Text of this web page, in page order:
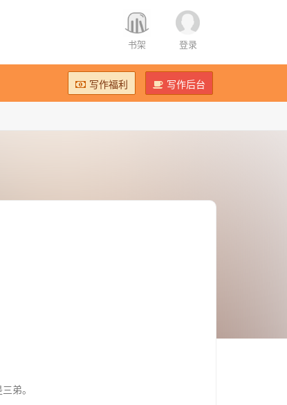
书架 登录
写作福利 写作后台
弟。